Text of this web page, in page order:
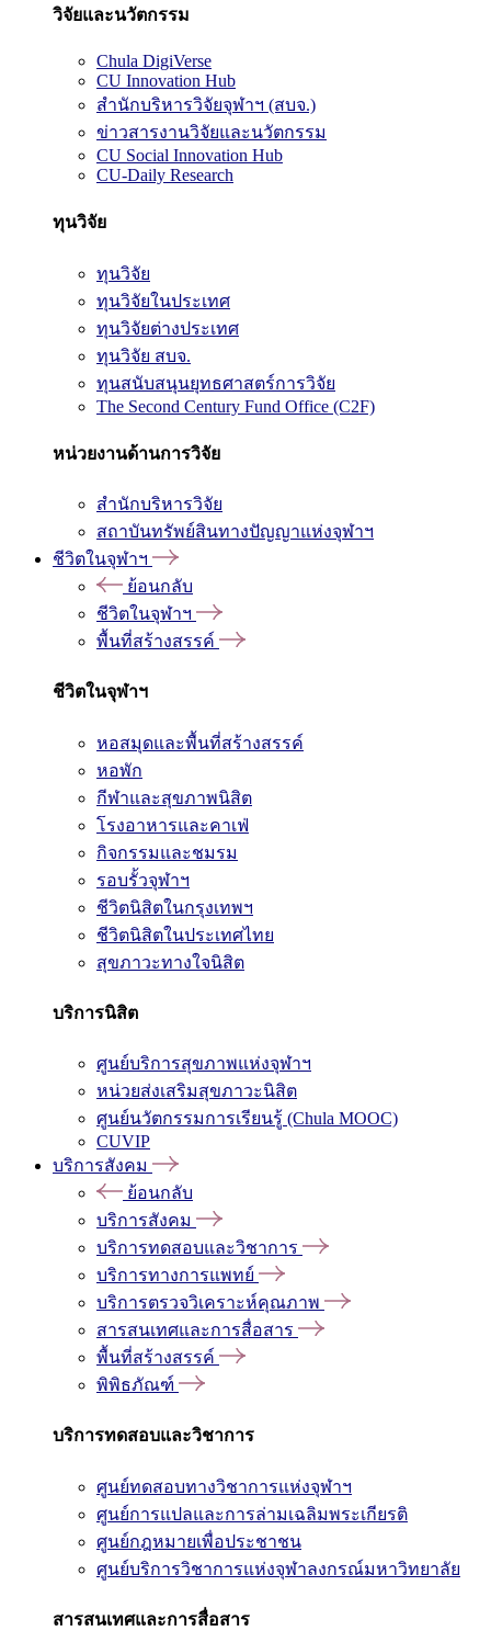
วิจัยและนวัตกรรม
Chula DigiVerse
CU Innovation Hub
สำนักบริหารวิจัยจุฬาฯ (สบจ.)
ข่าวสารงานวิจัยและนวัตกรรม
CU Social Innovation Hub
CU-Daily Research
ทุนวิจัย
ทุนวิจัย
ทุนวิจัยในประเทศ
ทุนวิจัยต่างประเทศ
ทุนวิจัย สบจ.
ทุนสนับสนุนยุทธศาสตร์การวิจัย
The Second Century Fund Office (C2F)
หน่วยงานด้านการวิจัย
สำนักบริหารวิจัย
สถาบันทรัพย์สินทางปัญญาแห่งจุฬาฯ
ชีวิตในจุฬาฯ
ย้อนกลับ
ชีวิตในจุฬาฯ
พื้นที่สร้างสรรค์
ชีวิตในจุฬาฯ
หอสมุดและพื้นที่สร้างสรรค์
หอพัก
กีฬาและสุขภาพนิสิต
โรงอาหารและคาเฟ่
กิจกรรมและชมรม
รอบรั้วจุฬาฯ
ชีวิตนิสิตในกรุงเทพฯ
ชีวิตนิสิตในประเทศไทย
สุขภาวะทางใจนิสิต
บริการนิสิต
ศูนย์บริการสุขภาพแห่งจุฬาฯ
หน่วยส่งเสริมสุขภาวะนิสิต
ศูนย์นวัตกรรมการเรียนรู้ (Chula MOOC)
CUVIP
บริการสังคม
ย้อนกลับ
บริการสังคม
บริการทดสอบและวิชาการ
บริการทางการแพทย์
บริการตรวจวิเคราะห์คุณภาพ
สารสนเทศและการสื่อสาร
พื้นที่สร้างสรรค์
พิพิธภัณฑ์
บริการทดสอบและวิชาการ
ศูนย์ทดสอบทางวิชาการแห่งจุฬาฯ
ศูนย์การแปลและการล่ามเฉลิมพระเกียรติ
ศูนย์กฎหมายเพื่อประชาชน
ศูนย์บริการวิชาการแห่งจุฬาลงกรณ์มหาวิทยาลัย
สารสนเทศและการสื่อสาร